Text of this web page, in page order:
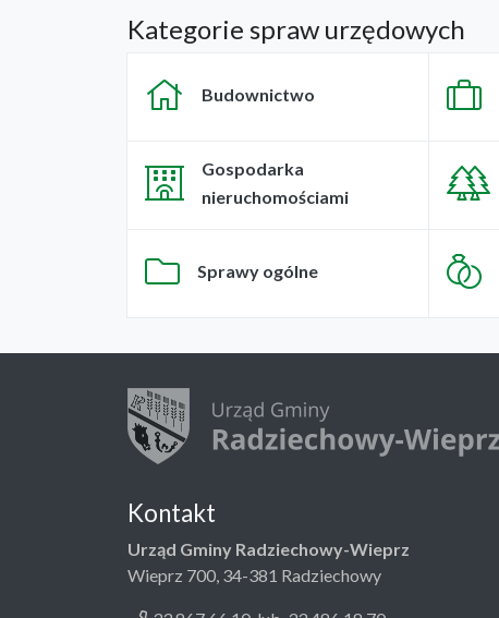
Kategorie spraw urzędowych
Budownictwo
Gospodarka
nieruchomościami
Sprawy ogólne
Kontakt
Urząd Gminy Radziechowy-Wieprz
Wieprz 700, 34-381 Radziechowy